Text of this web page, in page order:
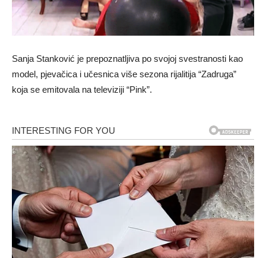
Sanja Stanković je prepoznatljiva po svojoj svestranosti kao
model, pjevačica i učesnica više sezona rijalitija “Zadruga”
koja se emitovala na televiziji “Pink”.